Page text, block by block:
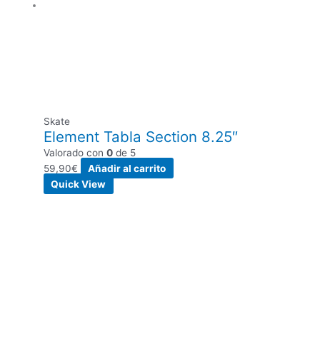
Skate
Element Tabla Section 8.25″
Valorado con0 de 5
59,90€
Añadir al carrito
Quick View